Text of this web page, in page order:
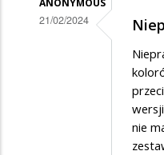
21/02/2024
SuwalakPatriota
nie